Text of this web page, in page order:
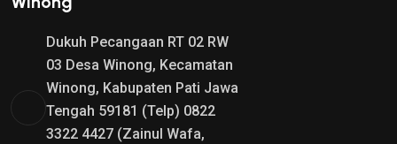
Dukuh Pecangaan RT 02 RW
03 Desa Winong, Kecamatan
Winong, Kabupaten Pati Jawa
Tengah 59181 (Telp) 0822
3322 4427 (Zainul Wafa,